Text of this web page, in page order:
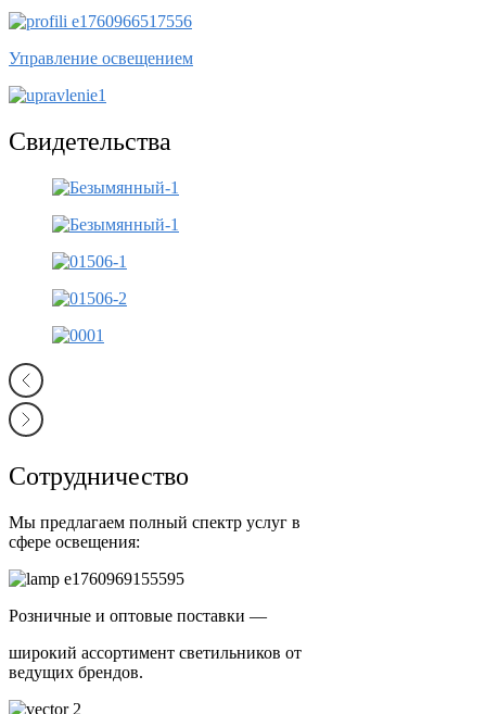
Управление освещением
Свидетельства
Сотрудничество
Мы предлагаем полный спектр услуг в
сфере освещения:
Розничные и оптовые поставки —
широкий ассортимент светильников от
ведущих брендов.